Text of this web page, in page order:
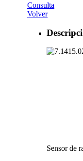
Consulta
Volver
Sensor de